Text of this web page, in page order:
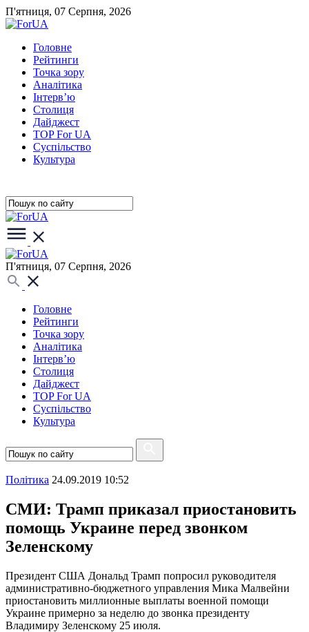
П'ятниця, 07 Серпня, 2026
Головне
Рейтинги
Точка зору
Аналітика
Інтерв’ю
Столиця
Дайджест
TOP For UA
Суспiльство
Культура
П'ятниця, 07 Серпня, 2026
Головне
Рейтинги
Точка зору
Аналітика
Інтерв’ю
Столиця
Дайджест
TOP For UA
Суспiльство
Культура
Полiтика 24.09.2019 10:52
СМИ: Трамп приказал приостановить
помощь Украине перед звонком
Зеленскому
Президент США Дональд Трамп попросил руководителя
административно-бюджетного управления Мика Малвейни
приостановить миллионные выплаты военной помощи
Украине примерно за неделю до звонка президенту
Владимиру Зеленскому 25 июля.